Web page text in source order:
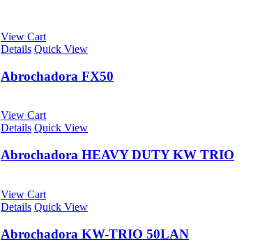
View Cart
Details Quick View
Abrochadora FX50
View Cart
Details Quick View
Abrochadora HEAVY DUTY KW TRIO
View Cart
Details Quick View
Abrochadora KW-TRIO 50LAN